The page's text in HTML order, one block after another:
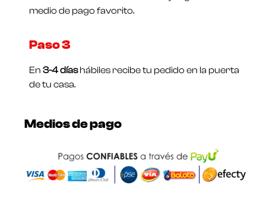
medio de pago favorito.
Paso 3
En3-4 díashábiles recibe tu pedido en la puerta
de tu casa.
Medios de pago